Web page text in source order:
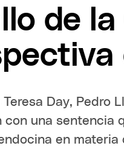
de
Teresa Day, Pedro
con una sentencia
en materia